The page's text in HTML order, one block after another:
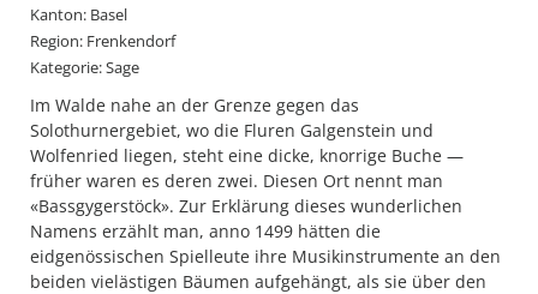
Kanton: Basel
Region: Frenkendorf
Kategorie: Sage
Im Walde nahe an der Grenze gegen das
Solothurnergebiet, wo die Fluren Galgenstein und
Wolfenried liegen, steht eine dicke, knorrige Buche —
früher waren es deren zwei. Diesen Ort nennt man
«Bassgygerstöck». Zur Erklärung dieses wunderlichen
Namens erzählt man, anno 1499 hätten die
eidgenössischen Spielleute ihre Musikinstrumente an den
beiden vielästigen Bäumen aufgehängt, als sie über den